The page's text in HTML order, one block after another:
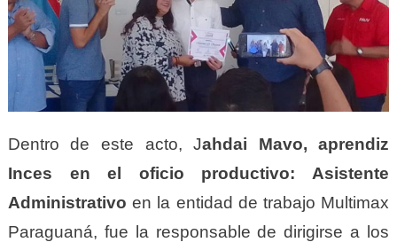
Dentro de este acto, Jahdai Mavo, aprendiz
Inces en el oficio productivo: Asistente
Administrativo en la entidad de trabajo Multimax
Paraguaná, fue la responsable de dirigirse a los